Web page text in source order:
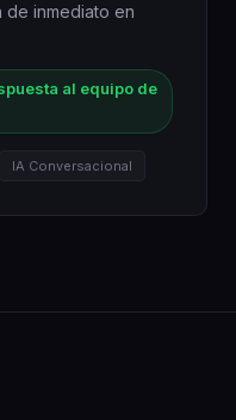
inmediato en
al equipo de
IA Conversacional